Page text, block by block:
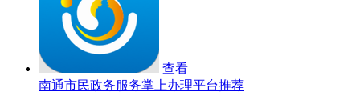
查看
南通市民政务服务掌上办理平台推荐